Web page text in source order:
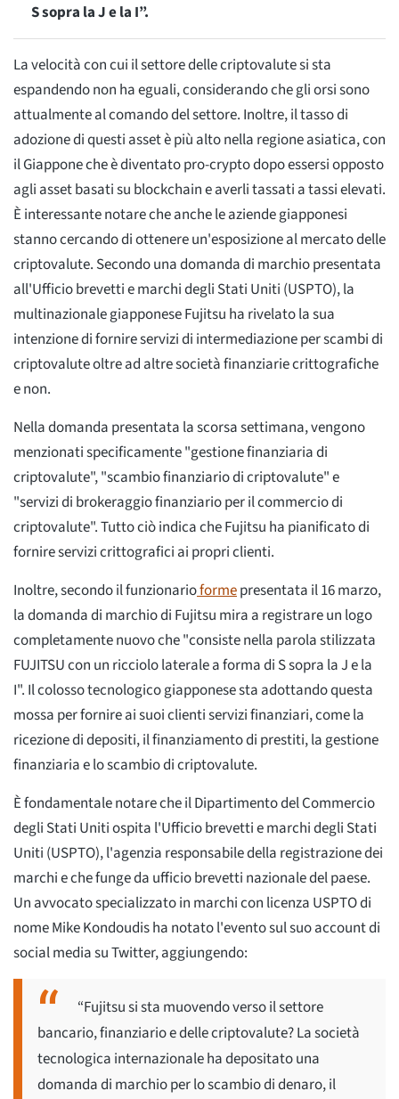
S sopra la J e la I”.
La velocità con cui il settore delle criptovalute si sta
espandendo non ha eguali, considerando che gli orsi sono
attualmente al comando del settore. Inoltre, il tasso di
adozione di questi asset è più alto nella regione asiatica, con
il Giappone che è diventato pro-crypto dopo essersi opposto
agli asset basati su blockchain e averli tassati a tassi elevati.
È interessante notare che anche le aziende giapponesi
stanno cercando di ottenere un'esposizione al mercato delle
criptovalute. Secondo una domanda di marchio presentata
all'Ufficio brevetti e marchi degli Stati Uniti (USPTO), la
multinazionale giapponese Fujitsu ha rivelato la sua
intenzione di fornire servizi di intermediazione per scambi di
criptovalute oltre ad altre società finanziarie crittografiche
e non.
Nella domanda presentata la scorsa settimana, vengono
menzionati specificamente "gestione finanziaria di
criptovalute", "scambio finanziario di criptovalute" e
"servizi di brokeraggio finanziario per il commercio di
criptovalute". Tutto ciò indica che Fujitsu ha pianificato di
fornire servizi crittografici ai propri clienti.
Inoltre, secondo il funzionarioformepresentata il 16 marzo,
la domanda di marchio di Fujitsu mira a registrare un logo
completamente nuovo che "consiste nella parola stilizzata
FUJITSU con un ricciolo laterale a forma di S sopra la J e la
I". Il colosso tecnologico giapponese sta adottando questa
mossa per fornire ai suoi clienti servizi finanziari, come la
ricezione di depositi, il finanziamento di prestiti, la gestione
finanziaria e lo scambio di criptovalute.
È fondamentale notare che il Dipartimento del Commercio
degli Stati Uniti ospita l'Ufficio brevetti e marchi degli Stati
Uniti (USPTO), l'agenzia responsabile della registrazione dei
marchi e che funge da ufficio brevetti nazionale del paese.
Un avvocato specializzato in marchi con licenza USPTO di
nome Mike Kondoudis ha notato l'evento sul suo account di
social media su Twitter, aggiungendo:
“Fujitsu si sta muovendo verso il settore
bancario, finanziario e delle criptovalute? La società
tecnologica internazionale ha depositato una
domanda di marchio per lo scambio di denaro, il